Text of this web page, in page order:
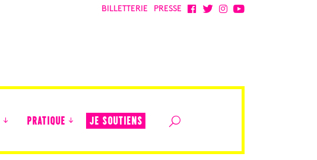
BILLETTERIE PRESSE
PRATIQUE JE SOUTIENS